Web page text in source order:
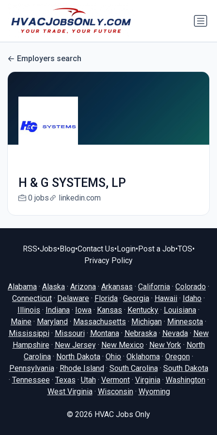
Employers search
H & G SYSTEMS, LP
0 jobs linkedin.com
RSS•Jobs•Blog•Contact Us•Login•Post a Job•TOS•
Privacy Policy
Alabama · Alaska · Arizona · Arkansas · California · Colorado ·
Connecticut · Delaware · Florida · Georgia · Hawaii · Idaho ·
Illinois · Indiana · Iowa · Kansas · Kentucky · Louisiana ·
Maine · Maryland · Massachusetts · Michigan · Minnesota ·
Mississippi· Missouri· Montana· Nebraska· Nevada· New
Hampshire· New Jersey· New Mexico· New York· North
Carolina · North Dakota · Ohio · Oklahoma · Oregon ·
Pennsylvania· Rhode Island · South Carolina· South Dakota
· Tennessee· Texas · Utah· Vermont· Virginia· Washington·
West Virginia· Wisconsin· Wyoming
© 2026 HVAC Jobs Only